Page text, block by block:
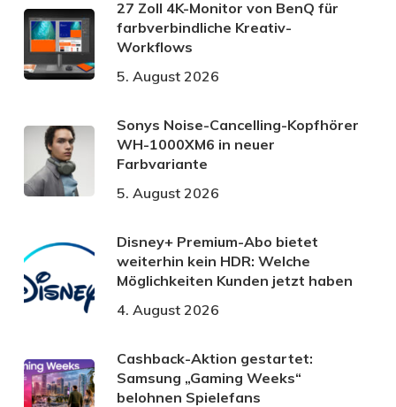
27 Zoll 4K-Monitor von BenQ für
farbverbindliche Kreativ-
Workflows
5. August 2026
Sonys Noise-Cancelling-Kopfhörer
WH-1000XM6 in neuer
Farbvariante
5. August 2026
Disney+ Premium-Abo bietet
weiterhin kein HDR: Welche
Möglichkeiten Kunden jetzt haben
4. August 2026
Cashback-Aktion gestartet:
Samsung „Gaming Weeks“
belohnen Spielefans